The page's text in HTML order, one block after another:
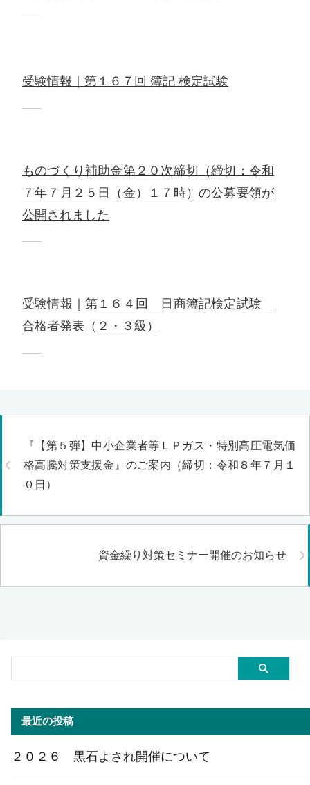
受験情報｜第１６７回 簿記 検定試験
ものづくり補助金第２０次締切（締切：令和
７年７月２５日（金）１７時）の公募要領が
公開されました
受験情報｜第１６４回 日商簿記検定試験
合格者発表（２・３級）
『【第５弾】中小企業者等ＬＰガス・特別高圧電気価
格高騰対策支援金』のご案内（締切：令和８年７月１
０日）
資金繰り対策セミナー開催のお知らせ
最近の投稿
２０２６ 黒石よされ開催について